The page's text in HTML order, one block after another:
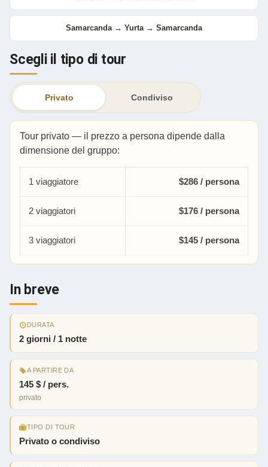
Samarcanda → Yurta → Samarcanda
Scegli il tipo di tour
Privato Condiviso
Tour privato — il prezzo a persona dipende dalla
dimensione del gruppo:
1 viaggiatore $286 / persona
2 viaggiatori $176 / persona
3 viaggiatori $145 / persona
In breve
DURATA
2 giorni / 1 notte
A PARTIRE DA
145 $ / pers.
privato
TIPO DI TOUR
Privato o condiviso